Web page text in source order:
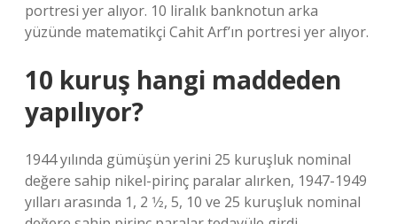
portresi yer alıyor. 10 liralık banknotun arka
yüzünde matematikçi Cahit Arf’ın portresi yer alıyor.
10 kuruş hangi maddeden
yapılıyor?
1944 yılında gümüşün yerini 25 kuruşluk nominal
değere sahip nikel-pirinç paralar alırken, 1947-1949
yılları arasında 1, 2 1⁄2, 5, 10 ve 25 kuruşluk nominal